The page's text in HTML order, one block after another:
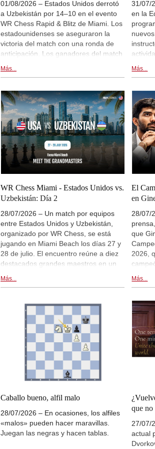
01/08/2026 – Estados Unidos derrotó
a Uzbekistán por 14–10 en el evento
WR Chess Rapid & Blitz de Miami. Los
estadounidenses se aseguraron la
victoria del match con una ronda de
anticipación. Los ganadores del match
ampliaron la ventaja de 5–3 que
obtuvieron en la sección de rápidas al
por 9–7. Nodirbek Abdusattorov y
Javokhir Sindarov culminaron con las
puntuaciones individuales más altas,
pero la mayor regularidad de la
alineación estadounidense resultó
decisiva en la competición a doce
rondas. | Foto: Abhyudaya Ram
Más...
31/07/
en la
cursos
FIDE
Blanco
Más...
WR Chess Miami - Estados Unidos vs.
Uzbekistán: Día 2
28/07/2026 – Un match por equipos
entre Estados Unidos y Uzbekistán,
organizado por WR Chess, se está
jugando en Miami Beach los días 27 y
28 de julio. El encuentro reúne a diez
destacados grandes maestros en un
formato Scheveningen de partidas
rápidas y blitz. Hikaru Nakamura,
Aronian representan al equipo de
Estados Unidos, mientras que la
alineación de Uzbekistán incluye al
aspirante al Campeonato Mundial
Javokhir Sindarov, Nodirbek
Abdusattorov, Nodirbek Yakubboev y
Shamsiddin Vokhidov. | Sigue las
partidas en directo a partir de las
Aires, 11:00 Ciudad de México).
Más...
El
en
28/07/
que
2026,
de
por
en
más
Más...
Caballo bueno, alfil malo
28/07/2026 – En ocasiones, los alfiles
«malos» pueden hacer maravillas.
Juegan las negras y hacen tablas.
que no
27/07/
actual